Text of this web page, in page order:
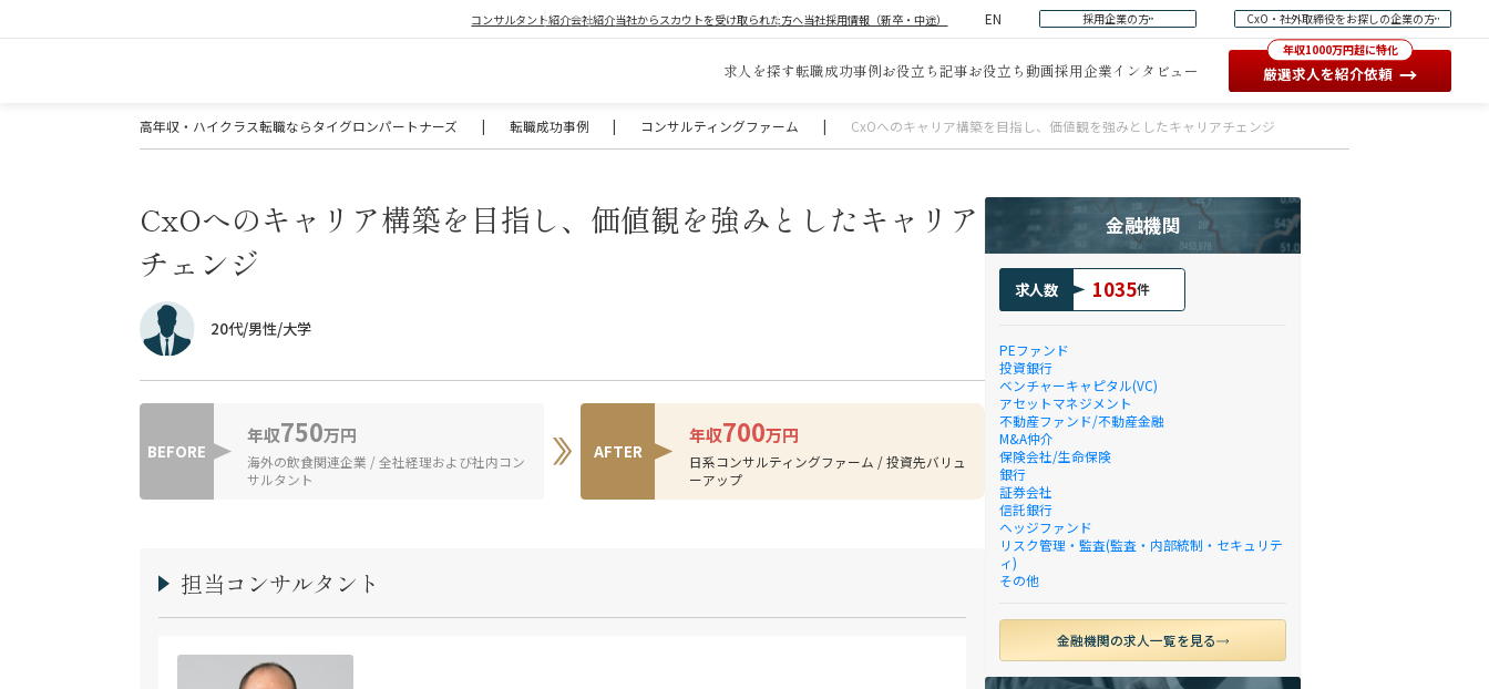
コンサルタント紹介会社紹介当社からスカウトを受け取られた方へ当社採用情報（新卒・中途） EN 採用企業の方 CxO・社外取締役をお探しの企業の方
求人を探す転職成功事例お役立ち記事お役立ち動画採用企業インタビュー
年収1000万円超に特化
厳選求人を紹介依頼 →
高年収・ハイクラス転職ならタイグロンパートナーズ | 転職成功事例 | コンサルティングファーム | CxOへのキャリア構築を目指し、価値観を強みとしたキャリアチェンジ
CxOへのキャリア構築を目指し、価値観を強みとしたキャリア
チェンジ
20代/男性/大学
BEFORE
年収750万円
海外の飲食関連企業 / 全社経理および社内コン
サルタント
AFTER
年収700万円
日系コンサルティングファーム / 投資先バリュ
ーアップ
担当コンサルタント
金融機関
求人数 1035件
PEファンド
投資銀行
ベンチャーキャピタル(VC)
アセットマネジメント
不動産ファンド/不動産金融
M&A仲介
保険会社/生命保険
銀行
証券会社
信託銀行
ヘッジファンド
リスク管理・監査(監査・内部統制・セキュリテ
ィ)
その他
金融機関の求人一覧を見る